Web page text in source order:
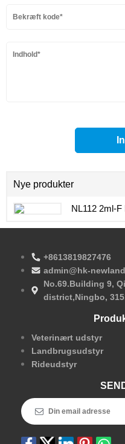
Nye produkter
NL112 2ml-F
+8613819827476
admin@hk-
No.69.Building 9,
district,Ningbo,
Veterinært udstyr
Landbrugsudstyr
Rideudstyr